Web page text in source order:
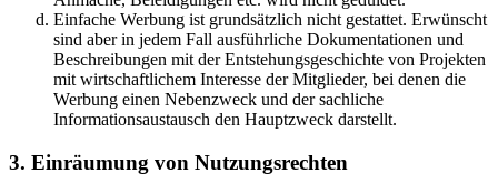
Einfache Werbung ist grundsätzlich nicht gestattet. Erwünscht
sind aber in jedem Fall ausführliche Dokumentationen und
Beschreibungen mit der Entstehungsgeschichte von Projekten
mit wirtschaftlichem Interesse der Mitglieder, bei denen die
Werbung einen Nebenzweck und der sachliche
Informationsaustausch den Hauptzweck darstellt.
3. Einräumung von Nutzungsrechten